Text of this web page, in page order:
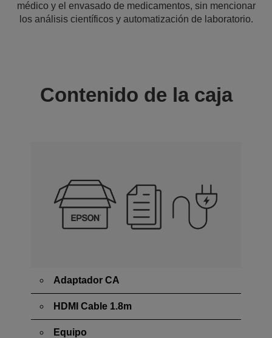
médico y el envasado de medicamentos, sin mencionar
los análisis científicos y automatización de laboratorio.
Contenido de la caja
Adaptador CA
HDMI Cable 1.8m
Equipo